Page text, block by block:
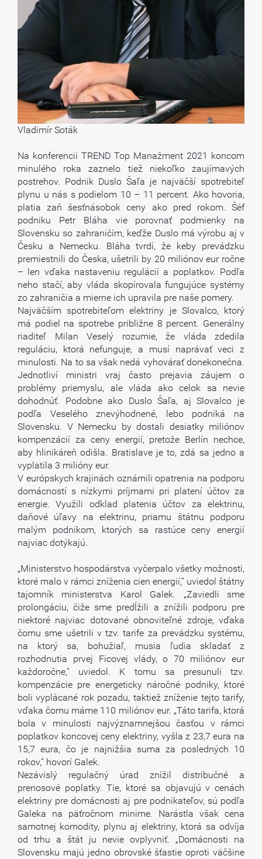
Vladimír Soták
Na konferencii TREND Top Manažment 2021 koncom
minulého roka zaznelo tiež niekoľko zaujímavých
postrehov. Podnik Duslo Šaľa je najväčší spotrebiteľ
plynu u nás s podielom 10 – 11 percent. Ako hovoria,
platia zaň šesťnásobok ceny ako pred rokom. Šéf
podniku Petr Bláha vie porovnať podmienky na
Slovensku so zahraničím, keďže Duslo má výrobu aj v
Česku a Nemecku. Bláha tvrdí, že keby prevádzku
premiestnili do Česka, ušetrili by 20 miliónov eur ročne
– len vďaka nastaveniu regulácií a poplatkov. Podľa
neho stačí, aby vláda skopírovala fungujúce systémy
zo zahraničia a mierne ich upravila pre naše pomery.
Najväčším spotrebiteľom elektriny je Slovalco, ktorý
má podiel na spotrebe približne 8 percent. Generálny
riaditeľ Milan Veselý rozumie, že vláda zdedila
reguláciu, ktorá nefunguje, a musí naprávať veci z
minulosti. Na to sa však nedá vyhovárať donekonečna.
Jednotliví ministri vraj často prejavia záujem o
problémy priemyslu, ale vláda ako celok sa nevie
dohodnúť. Podobne ako Duslo Šaľa, aj Slovalco je
podľa Veselého znevýhodnené, lebo podniká na
Slovensku. V Nemecku by dostali desiatky miliónov
kompenzácií za ceny energií, pretože Berlín nechce,
aby hlinikáreň odišla. Bratislave je to, zdá sa jedno a
vyplatila 3 milióny eur.
V európskych krajinách oznámili opatrenia na podporu
domácností s nízkymi príjmami pri platení účtov za
energie. Využili odklad platenia účtov za elektrinu,
daňové úľavy na elektrinu, priamu štátnu podporu
malým podnikom, ktorých sa rastúce ceny energií
najviac dotýkajú.
„Ministerstvo hospodárstva vyčerpalo všetky možnosti,
ktoré malo v rámci zníženia cien energií,“ uviedol štátny
tajomník ministerstva Karol Galek. „Zaviedli sme
prolongáciu, čiže sme predĺžili a znížili podporu pre
niektoré najviac dotované obnoviteľné zdroje, vďaka
čomu sme ušetrili v tzv. tarife za prevádzku systému,
na ktorý sa, bohužiaľ, musia ľudia skladať z
rozhodnutia prvej Ficovej vlády, o 70 miliónov eur
každoročne,“ uviedol. K tomu sa presunuli tzv.
kompenzácie pre energeticky náročné podniky, ktoré
boli vyplácané rok pozadu, taktiež zníženie tejto tarify,
vďaka čomu máme 110 miliónov eur. „Táto tarifa, ktorá
bola v minulosti najvýznamnejšou časťou v rámci
poplatkov koncovej ceny elektriny, vyšla z 23,7 eura na
15,7 eura, čo je najnižšia suma za posledných 10
rokov,“ hovorí Galek.
Nezávislý regulačný úrad znížil distribučné a
prenosové poplatky. Tie, ktoré sa objavujú v cenách
elektriny pre domácnosti aj pre podnikateľov, sú podľa
Galeka na päťročnom minime. Narástla však cena
samotnej komodity, plynu aj elektriny, ktorá sa odvíja
od trhu a štát ju nevie ovplyvniť. „Domácnosti na
Slovensku majú jedno obrovské šťastie oproti väčšine